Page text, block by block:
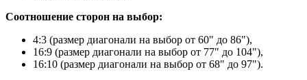
Соотношение сторон на выбор:
4:3 (размер диагонали на выбор от 60" до 86"),
16:9 (размер диагонали на выбор от 77" до 104"),
16:10 (размер диагонали на выбор от 68" до 97").